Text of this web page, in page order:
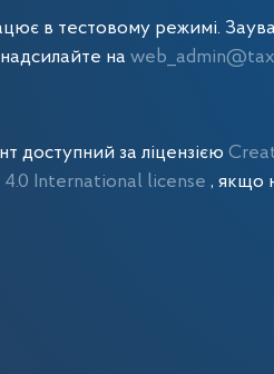
в тестовому режимі.
на
доступний за ліцензією
International license , якщо